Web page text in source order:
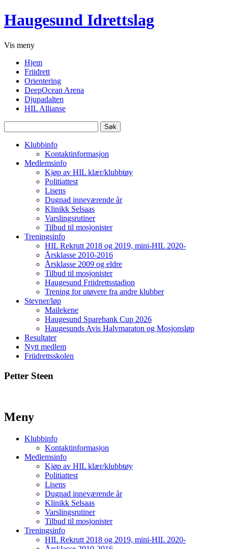
Haugesund Idrettslag
Vis meny
Hjem
Friidrett
Orientering
DeepOcean Arena
Djupadalten
HIL Allianse
etter:
Klubbinfo
Kontaktinformasjon
Medlemsinfo
Kjøp av HIL klær/klubbtøy
Politiattest
Lisens
Dugnad inneværende år
Klinikk Selsaas
Varslingsrutiner
Tilbud til mosjonister
Treningsinfo
HIL Rekrutt 2018 og 2019, mini-HIL 2020-
Årsklasse 2010-2016
Årsklasse 2009 og eldre
Tilbud til mosjonister
Haugesund Friidrettsstadion
Trening for utøvere fra andre klubber
Stevner/løp
Mailekene
Haugesund Sparebank Cup 2026
Haugesunds Avis Halvmaraton og Mosjonsløp
Resultater
Nytt medlem
Friidrettsskolen
Petter Steen
Meny
Klubbinfo
Kontaktinformasjon
Medlemsinfo
Kjøp av HIL klær/klubbtøy
Politiattest
Lisens
Dugnad inneværende år
Klinikk Selsaas
Varslingsrutiner
Tilbud til mosjonister
Treningsinfo
HIL Rekrutt 2018 og 2019, mini-HIL 2020-